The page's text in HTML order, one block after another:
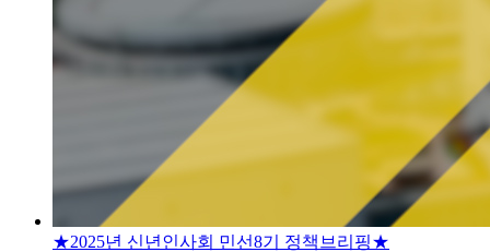
★2025년 신년인사회 민선8기 정책브리핑★